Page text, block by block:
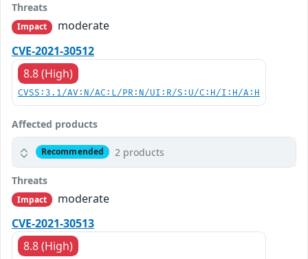
Threats
Impact
moderate
CVE-2021-30512
8.8 (High)
CVSS:3.1/AV:N/AC:L/PR:N/UI:R/S:U/C:H/I:H/A:H
Affected products
Recommended 2 products
Threats
Impact
moderate
CVE-2021-30513
8.8 (High)